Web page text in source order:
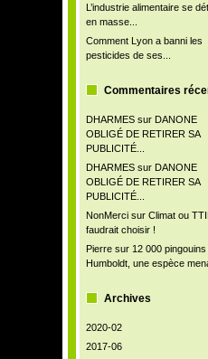
L’industrie alimentaire se
en masse...
Comment Lyon a banni les
pesticides de ses...
Commentaires
DHARMESsur DANONE
OBLIGÉ DE RETIRER SA
PUBLICITÉ...
DHARMESsur DANONE
OBLIGÉ DE RETIRER SA
PUBLICITÉ...
NonMercisur Climat ou
faudrait choisir !
Pierresur 12 000 pingouins
Humboldt, une espèce
Archives
2020-02
2017-06